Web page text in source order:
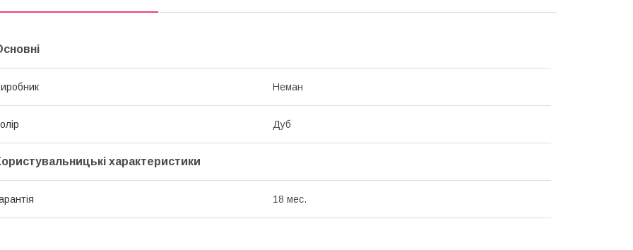
Неман
Дуб
характеристики
18 мес.